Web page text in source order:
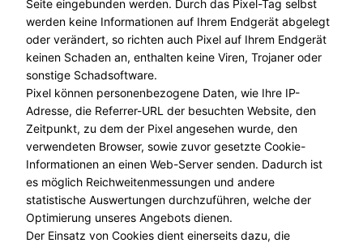
Seite eingebunden werden. Durch das Pixel-Tag selbst
werden keine Informationen auf Ihrem Endgerät abgelegt
oder verändert, so richten auch Pixel auf Ihrem Endgerät
keinen Schaden an, enthalten keine Viren, Trojaner oder
sonstige Schadsoftware.
Pixel können personenbezogene Daten, wie Ihre IP-
Adresse, die Referrer-URL der besuchten Website, den
Zeitpunkt, zu dem der Pixel angesehen wurde, den
verwendeten Browser, sowie zuvor gesetzte Cookie-
Informationen an einen Web-Server senden. Dadurch ist
es möglich Reichweitenmessungen und andere
statistische Auswertungen durchzuführen, welche der
Optimierung unseres Angebots dienen.
Der Einsatz von Cookies dient einerseits dazu, die